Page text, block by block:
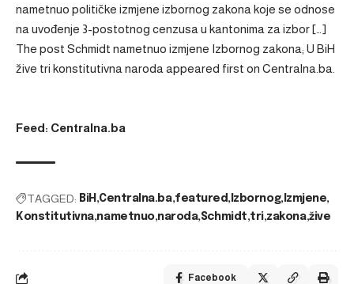
nametnuo političke izmjene izbornog zakona koje se odnose
na uvođenje 3-postotnog cenzusa u kantonima za izbor […]
The post Schmidt nametnuo izmjene Izbornog zakona; U BiH
žive tri konstitutivna naroda appeared first on Centralna.ba
Feed: Centralna.ba
TAGGED: BiH Centralna.ba featured Izbornog Izmjene
Konstitutivna nametnuo naroda Schmidt tri zakona žive
Facebook